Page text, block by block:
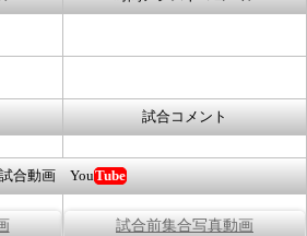
試合コメント
試合動画 YouTube
試合前集合写真動画